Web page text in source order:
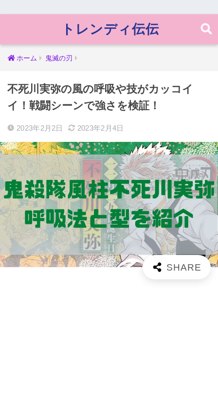
トレンディ伝伝
ホーム 鬼滅の刃
不死川実弥の風の呼吸や技がカッコイ
イ！戦闘シーンで強さを検証！
2023年2月2日 2023年2月4日